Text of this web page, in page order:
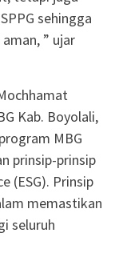
sehingga
” ujar
Kab. Boyolali,
MBG
prinsip-prinsip
(ESG). Prinsip
memastikan
seluruh